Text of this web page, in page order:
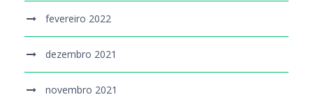
fevereiro 2022
dezembro 2021
novembro 2021